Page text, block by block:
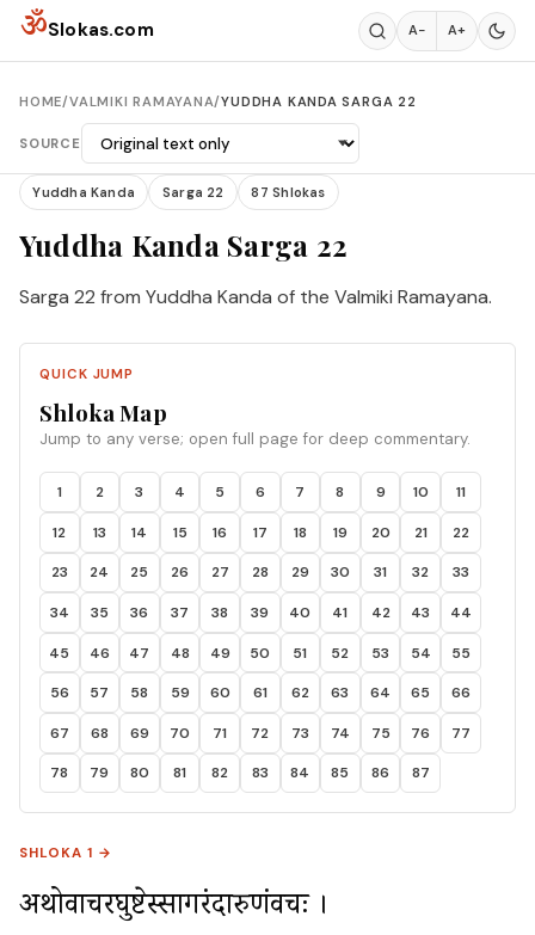
Skip to content
ॐSlokas.com A− A+
HOME/VALMIKI RAMAYANA/YUDDHA KANDA SARGA 22
SOURCE
Yuddha Kanda Sarga 22 87 Shlokas
Yuddha Kanda Sarga 22
Sarga 22 from Yuddha Kanda of the Valmiki Ramayana.
QUICK JUMP
Shloka Map
Jump to any verse; open full page for deep commentary.
1 2 3 4 5 6 7 8 9 10 11
12 13 14 15 16 17 18 19 20 21 22
23 24 25 26 27 28 29 30 31 32 33
34 35 36 37 38 39 40 41 42 43 44
45 46 47 48 49 50 51 52 53 54 55
56 57 58 59 60 61 62 63 64 65 66
67 68 69 70 71 72 73 74 75 76 77
78 79 80 81 82 83 84 85 86 87
SHLOKA 1 →
अथोवाचरघुश्रेष्टस्सागरंदारुणंवचः ।